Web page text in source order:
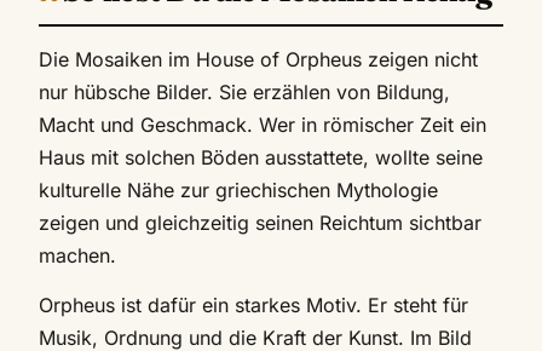
Die Mosaiken im House of Orpheus zeigen nicht
nur hübsche Bilder. Sie erzählen von Bildung,
Macht und Geschmack. Wer in römischer Zeit ein
Haus mit solchen Böden ausstattete, wollte seine
kulturelle Nähe zur griechischen Mythologie
zeigen und gleichzeitig seinen Reichtum sichtbar
machen.
Orpheus ist dafür ein starkes Motiv. Er steht für
Musik, Ordnung und die Kraft der Kunst. Im Bild